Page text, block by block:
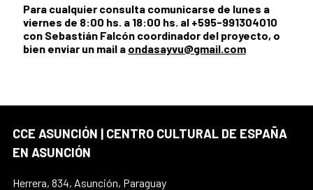
Para cualquier consulta comunicarse de lunes a
viernes de 8:00 hs. a 18:00 hs. al +595-991304010
con Sebastián Falcón coordinador del proyecto, o
bien enviar un mail a ondasayvu@gmail.com
CCE ASUNCIÓN | CENTRO CULTURAL DE ESPAÑA
EN ASUNCIÓN
Herrera, 834, Asunción, Paraguay